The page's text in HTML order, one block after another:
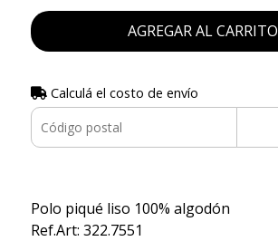
AGREGAR AL CARRITO
Calculá el costo de envío
Polo piqué liso 100% algodón
Ref.Art: 322.7551